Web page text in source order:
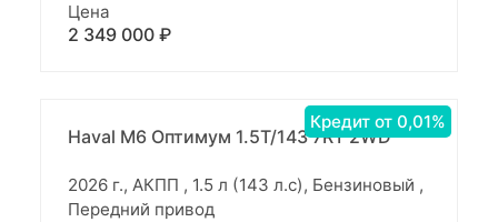
Цена
2 349 000 ₽
Кредит от 0,01%
Haval M6 Оптимум 1.5T/143 7RT 2WD
2026 г., АКПП , 1.5 л (143 л.с), Бензиновый ,
Передний привод